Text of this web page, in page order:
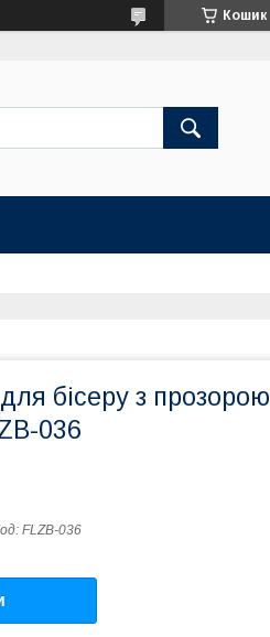
Кошик
бісеру з прозорою
036
FLZB-036